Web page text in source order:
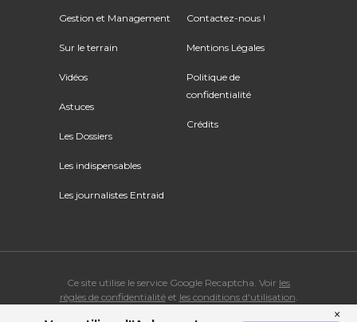
Gestion et Management
Sur le terrain
Vidéos
Astuces
Les Dossiers
Les indispensables
Les journalistes Entraid
Contactez-nous !
Mentions Légales
Politique de
confidentialité
Crédits
Ce site utilise le service Google Recaptcha. Voir les
règles de confidentialitéet les conditions d'utilisation.
×